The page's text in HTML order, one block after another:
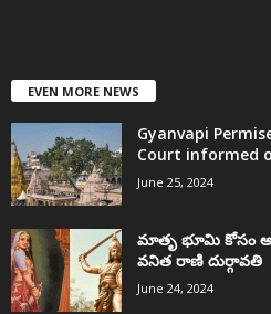
EVEN MORE NEWS
Gyanvapi
Court informed
June 25, 2024
మాతృ భూమి కోసం
వనిత రాణి దుర్గావతి
June 24, 2024